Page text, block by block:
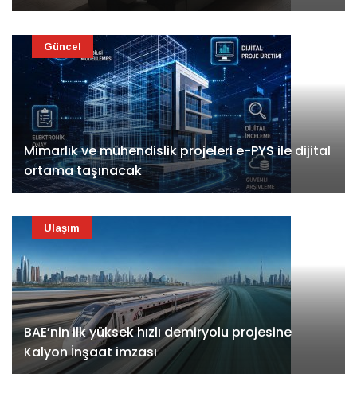
Mimarlık ve mühendislik projeleri e-PYS ile dijital
ortama taşınacak
Güncel
BAE’nin ilk yüksek hızlı demiryolu projesine
Kalyon İnşaat imzası
Ulaşım